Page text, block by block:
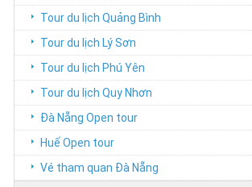
Tour du lịch Quảng Bình
Tour du lịch Lý Sơn
Tour du lịch Phú Yên
Tour du lịch Quy Nhơn
Đà Nẵng Open tour
Huế Open tour
Vé tham quan Đà Nẵng